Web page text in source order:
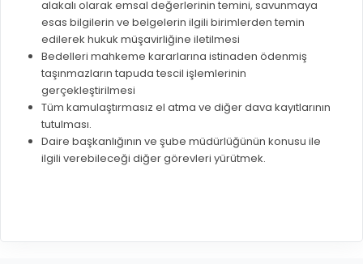
alakalı olarak emsal değerlerinin temini, savunmaya
esas bilgilerin ve belgelerin ilgili birimlerden temin
edilerek hukuk müşavirliğine iletilmesi
Bedelleri mahkeme kararlarına istinaden ödenmiş
taşınmazların tapuda tescil işlemlerinin
gerçekleştirilmesi
Tüm kamulaştırmasız el atma ve diğer dava kayıtlarının
tutulması.
Daire başkanlığının ve şube müdürlüğünün konusu ile
ilgili verebileceği diğer görevleri yürütmek.